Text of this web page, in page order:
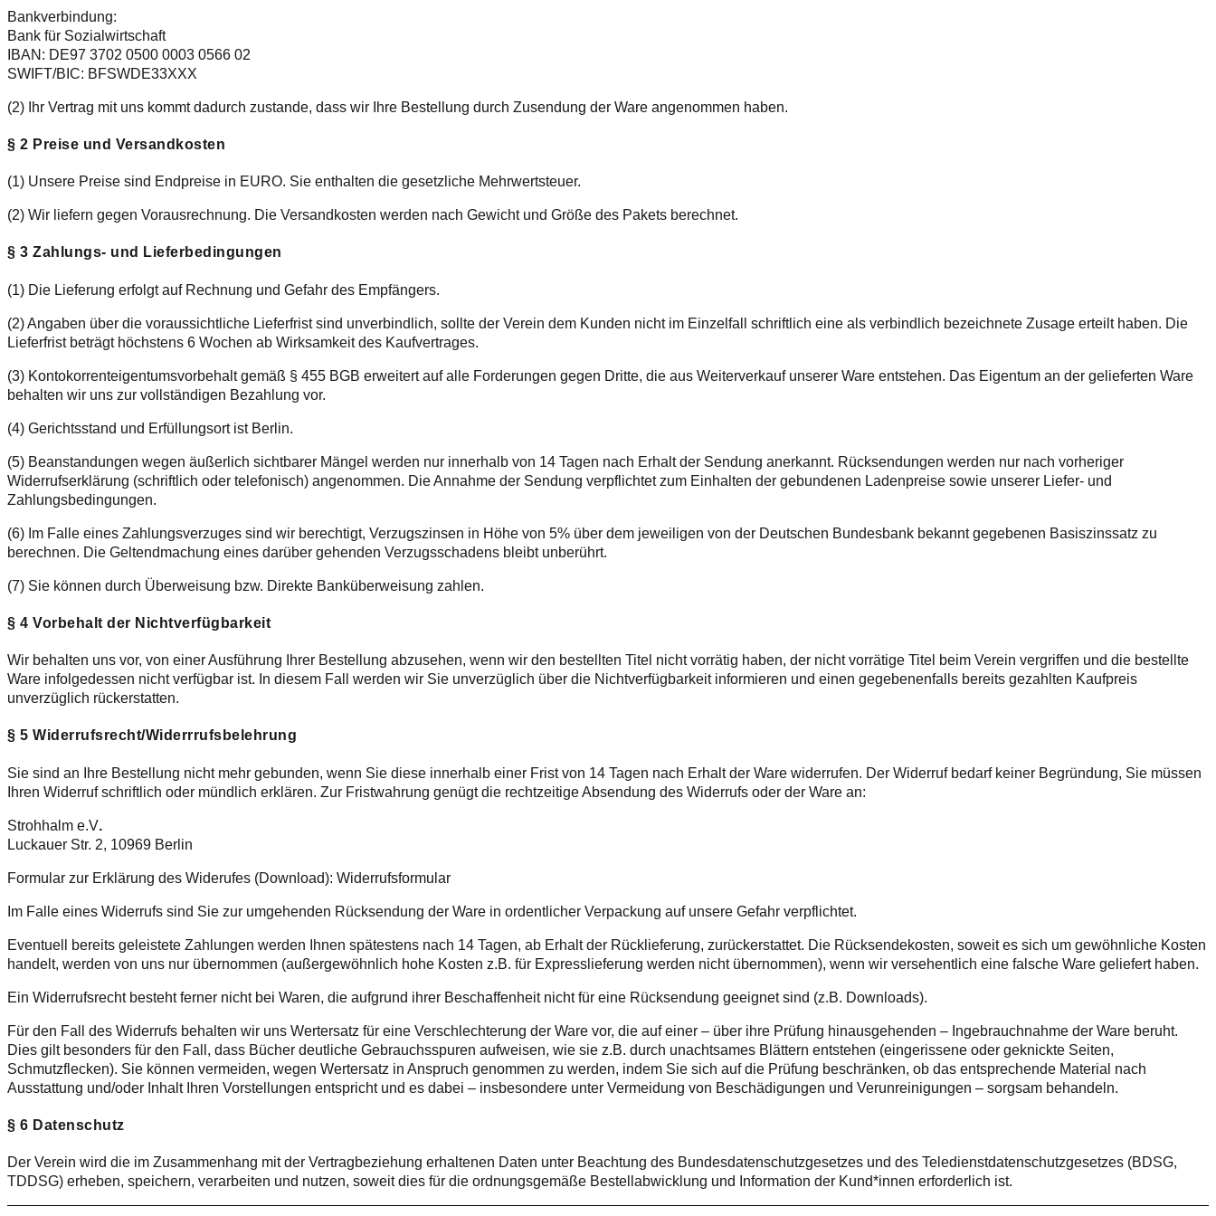
Bankverbindung:
Bank für Sozialwirtschaft
IBAN: DE97 3702 0500 0003 0566 02
SWIFT/BIC: BFSWDE33XXX
(2) Ihr Vertrag mit uns kommt dadurch zustande, dass wir Ihre Bestellung durch Zusendung der Ware angenommen haben.
§ 2 Preise und Versandkosten
(1) Unsere Preise sind Endpreise in EURO. Sie enthalten die gesetzliche Mehrwertsteuer.
(2) Wir liefern gegen Vorausrechnung. Die Versandkosten werden nach Gewicht und Größe des Pakets berechnet.
§ 3 Zahlungs- und Lieferbedingungen
(1) Die Lieferung erfolgt auf Rechnung und Gefahr des Empfängers.
(2) Angaben über die voraussichtliche Lieferfrist sind unverbindlich, sollte der Verein dem Kunden nicht im Einzelfall schriftlich eine als verbindlich bezeichnete Zusage erteilt haben. Die
Lieferfrist beträgt höchstens 6 Wochen ab Wirksamkeit des Kaufvertrages.
(3) Kontokorrenteigentumsvorbehalt gemäß § 455 BGB erweitert auf alle Forderungen gegen Dritte, die aus Weiterverkauf unserer Ware entstehen. Das Eigentum an der gelieferten Ware
behalten wir uns zur vollständigen Bezahlung vor.
(4) Gerichtsstand und Erfüllungsort ist Berlin.
(5) Beanstandungen wegen äußerlich sichtbarer Mängel werden nur innerhalb von 14 Tagen nach Erhalt der Sendung anerkannt. Rücksendungen werden nur nach vorheriger
Widerrufserklärung (schriftlich oder telefonisch) angenommen. Die Annahme der Sendung verpflichtet zum Einhalten der gebundenen Ladenpreise sowie unserer Liefer- und
Zahlungsbedingungen.
(6) Im Falle eines Zahlungsverzuges sind wir berechtigt, Verzugszinsen in Höhe von 5% über dem jeweiligen von der Deutschen Bundesbank bekannt gegebenen Basiszinssatz zu
berechnen. Die Geltendmachung eines darüber gehenden Verzugsschadens bleibt unberührt.
(7) Sie können durch Überweisung bzw. Direkte Banküberweisung zahlen.
§ 4 Vorbehalt der Nichtverfügbarkeit
Wir behalten uns vor, von einer Ausführung Ihrer Bestellung abzusehen, wenn wir den bestellten Titel nicht vorrätig haben, der nicht vorrätige Titel beim Verein vergriffen und die bestellte
Ware infolgedessen nicht verfügbar ist. In diesem Fall werden wir Sie unverzüglich über die Nichtverfügbarkeit informieren und einen gegebenenfalls bereits gezahlten Kaufpreis
unverzüglich rückerstatten.
§ 5 Widerrufsrecht/Widerrrufsbelehrung
Sie sind an Ihre Bestellung nicht mehr gebunden, wenn Sie diese innerhalb einer Frist von 14 Tagen nach Erhalt der Ware widerrufen. Der Widerruf bedarf keiner Begründung, Sie müssen
Ihren Widerruf schriftlich oder mündlich erklären. Zur Fristwahrung genügt die rechtzeitige Absendung des Widerrufs oder der Ware an:
Strohhalm e.V.
Luckauer Str. 2, 10969 Berlin
Formular zur Erklärung des Widerufes (Download): Widerrufsformular
Im Falle eines Widerrufs sind Sie zur umgehenden Rücksendung der Ware in ordentlicher Verpackung auf unsere Gefahr verpflichtet.
Eventuell bereits geleistete Zahlungen werden Ihnen spätestens nach 14 Tagen, ab Erhalt der Rücklieferung, zurückerstattet. Die Rücksendekosten, soweit es sich um gewöhnliche Kosten
handelt, werden von uns nur übernommen (außergewöhnlich hohe Kosten z.B. für Expresslieferung werden nicht übernommen), wenn wir versehentlich eine falsche Ware geliefert haben.
Ein Widerrufsrecht besteht ferner nicht bei Waren, die aufgrund ihrer Beschaffenheit nicht für eine Rücksendung geeignet sind (z.B. Downloads).
Für den Fall des Widerrufs behalten wir uns Wertersatz für eine Verschlechterung der Ware vor, die auf einer – über ihre Prüfung hinausgehenden – Ingebrauchnahme der Ware beruht.
Dies gilt besonders für den Fall, dass Bücher deutliche Gebrauchsspuren aufweisen, wie sie z.B. durch unachtsames Blättern entstehen (eingerissene oder geknickte Seiten,
Schmutzflecken). Sie können vermeiden, wegen Wertersatz in Anspruch genommen zu werden, indem Sie sich auf die Prüfung beschränken, ob das entsprechende Material nach
Ausstattung und/oder Inhalt Ihren Vorstellungen entspricht und es dabei – insbesondere unter Vermeidung von Beschädigungen und Verunreinigungen – sorgsam behandeln.
§ 6 Datenschutz
Der Verein wird die im Zusammenhang mit der Vertragbeziehung erhaltenen Daten unter Beachtung des Bundesdatenschutzgesetzes und des Teledienstdatenschutzgesetzes (BDSG,
TDDSG) erheben, speichern, verarbeiten und nutzen, soweit dies für die ordnungsgemäße Bestellabwicklung und Information der Kund*innen erforderlich ist.